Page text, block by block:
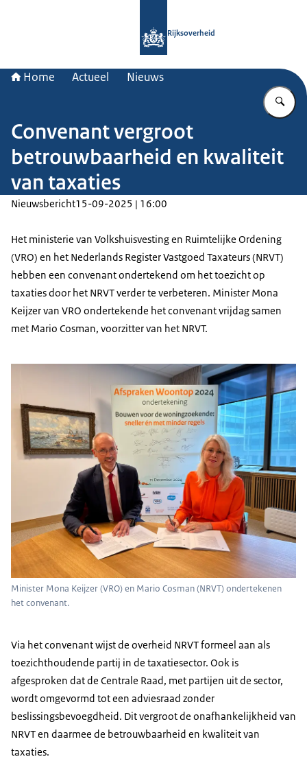
Rijksoverheid
Home Actueel Nieuws
Convenant vergroot
betrouwbaarheid en kwaliteit
van taxaties
Nieuwsbericht15-09-2025 | 16:00
Het ministerie van Volkshuisvesting en Ruimtelijke Ordening
(VRO) en het Nederlands Register Vastgoed Taxateurs (NRVT)
hebben een convenant ondertekend om het toezicht op
taxaties door het NRVT verder te verbeteren. Minister Mona
Keijzer van VRO ondertekende het convenant vrijdag samen
met Mario Cosman, voorzitter van het NRVT.
Minister Mona Keijzer (VRO) en Mario Cosman (NRVT) ondertekenen
het convenant.
Via het convenant wijst de overheid NRVT formeel aan als
toezichthoudende partij in de taxatiesector. Ook is
afgesproken dat de Centrale Raad, met partijen uit de sector,
wordt omgevormd tot een adviesraad zonder
beslissingsbevoegdheid. Dit vergroot de onafhankelijkheid van
NRVT en daarmee de betrouwbaarheid en kwaliteit van
taxaties.